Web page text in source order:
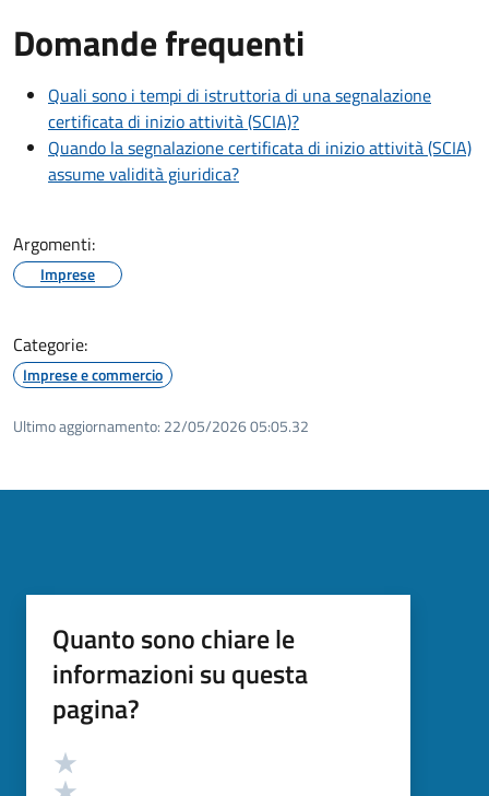
Domande frequenti
Quali sono i tempi di istruttoria di una segnalazione
certificata di inizio attività (SCIA)?
Quando la segnalazione certificata di inizio attività (SCIA)
assume validità giuridica?
Argomenti:
Imprese
Categorie:
Imprese e commercio
Ultimo aggiornamento: 22/05/2026 05:05.32
Quanto sono chiare le
informazioni su questa
pagina?
Valutazione